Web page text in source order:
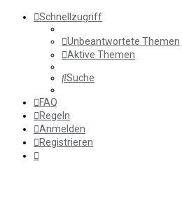
Schnellzugriff
Unbeantwortete Themen
Aktive Themen
Suche
FAQ
Regeln
Anmelden
Registrieren